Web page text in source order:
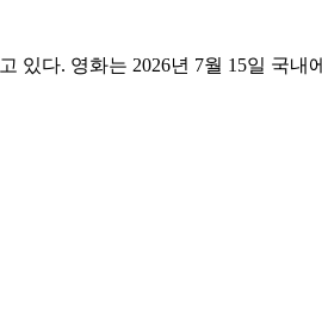
있다. 영화는 2026년 7월 15일 국내